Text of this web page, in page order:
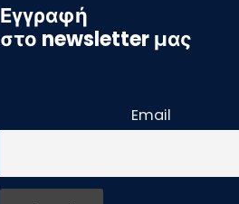
Εγγραφή
στο newsletter μας
Email